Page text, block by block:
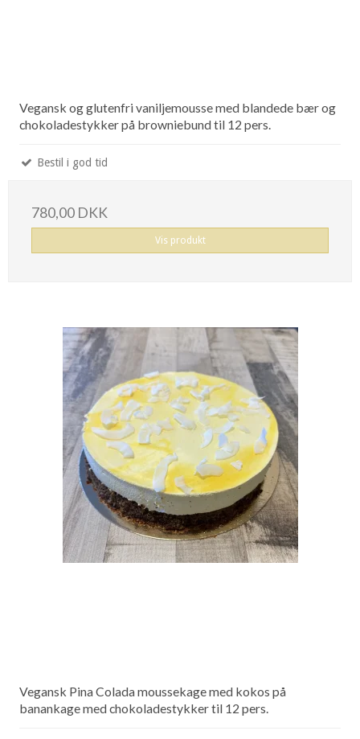
Vegansk og glutenfri vaniljemousse med blandede bær og
chokoladestykker på browniebund til 12 pers.
Bestil i god tid
780,00 DKK
Vis produkt
Vegansk Pina Colada moussekage med kokos på
banankage med chokoladestykker til 12 pers.